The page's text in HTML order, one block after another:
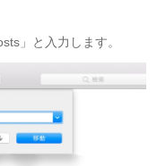
」と入力します。